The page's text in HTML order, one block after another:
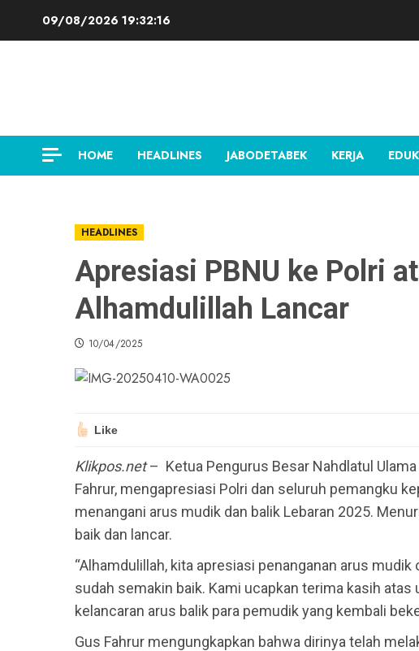
09/08/2026 19:32:17
HOME HEADLINES JABODETABEK KERJA
HEADLINES
Apresiasi PBNU ke Polri
Alhamdulillah Lancar
10/04/2025
Like
Klikpos.net– Ketua Pengurus Besar Nahdlatul Ulama
Fahrur, mengapresiasi Polri dan seluruh pemangku
menangani arus mudik dan balik Lebaran 2025.
baik dan lancar.
“Alhamdulillah, kita apresiasi penanganan arus
sudah semakin baik. Kami ucapkan terima kasih
kelancaran arus balik para pemudik yang kembali
Gus Fahrur mengungkapkan bahwa dirinya telah